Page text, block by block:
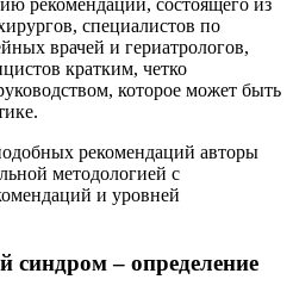
рекомендаций, состоящего из
специалистов по
врачей и гериатрологов,
кратким, четко
которое может быть
рекомендаций авторы
методологией с
и уровней
– определение